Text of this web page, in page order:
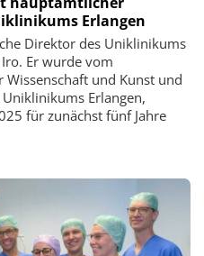
Erlangen
Direktor des Uniklinikums
Er wurde vom
und Kunst und
Erlangen,
für zunächst fünf Jahre